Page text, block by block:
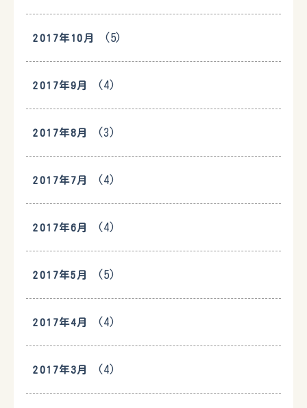
2017年10月 (5)
2017年9月 (4)
2017年8月 (3)
2017年7月 (4)
2017年6月 (4)
2017年5月 (5)
2017年4月 (4)
2017年3月 (4)